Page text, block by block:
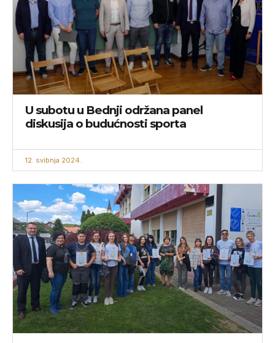
U subotu u Bednji održana panel
diskusija o budućnosti sporta
12. svibnja 2024.